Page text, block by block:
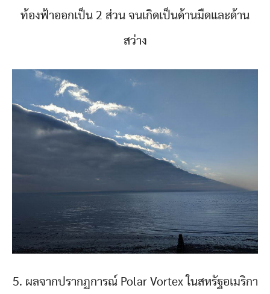
ท้องฟ้าออกเป็น 2 ส่วน จนเกิดเป็นด้านมืดและด้าน
สว่าง
5. ผลจากปรากฏการณ์ Polar Vortex ในสหรัฐอเมริกา